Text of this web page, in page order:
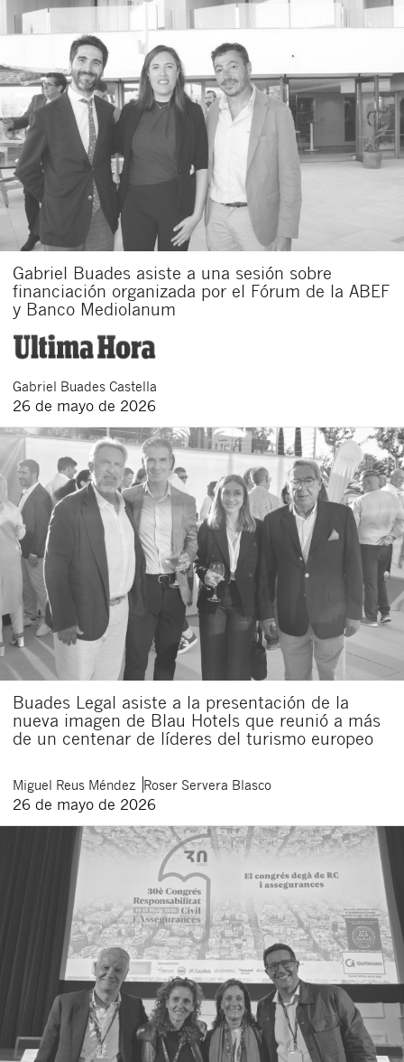
Gabriel Buades asiste a una sesión sobre
financiación organizada por el Fórum de la ABEF
y Banco Mediolanum
Gabriel Buades Castella
26 de mayo de 2026
Buades Legal asiste a la presentación de la
nueva imagen de Blau Hotels que reunió a más
de un centenar de líderes del turismo europeo
Miguel Reus Méndez Roser Servera Blasco
26 de mayo de 2026